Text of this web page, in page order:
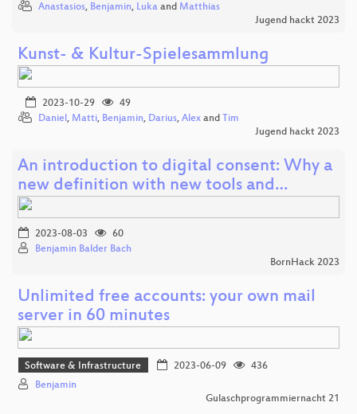
Anastasios, Benjamin, Luka and Matthias
Jugend hackt 2023
Kunst- & Kultur-Spielesammlung
2023-10-29
49
Daniel , Matti, Benjamin, Darius, Alex and Tim
Jugend hackt 2023
An introduction to digital consent: Why a
new definition with new tools and…
2023-08-03
60
Benjamin Balder Bach
BornHack 2023
Unlimited free accounts: your own mail
server in 60 minutes
Software & Infrastructure 2023-06-09
436
Benjamin
Gulaschprogrammiernacht 21